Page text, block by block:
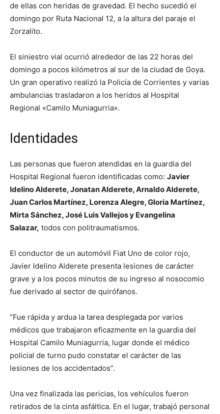
de ellas con heridas de gravedad. El hecho sucedió el
domingo por Ruta Nacional 12, a la altura del paraje el
Zorzalito.
El siniestro vial ocurrió alrededor de las 22 horas del
domingo a pocos kilómetros al sur de la ciudad de Goya.
Un gran operativo realizó la Policía de Corrientes y varias
ambulancias trasladaron a los heridos al Hospital
Regional «Camilo Muniagurria».
Identidades
Las personas que fueron atendidas en la guardia del
Hospital Regional fueron identificadas como: Javier
Idelino Alderete, Jonatan Alderete, Arnaldo Alderete,
Juan Carlos Martínez, Lorenza Alegre, Gloria Martínez,
Mirta Sánchez, José Luis Vallejos y Evangelina
Salazar, todos con politraumatismos.
El conductor de un automóvil Fiat Uno de color rojo,
Javier Idelino Alderete presenta lesiones de carácter
grave y a los pocos minutos de su ingreso al nosocomio
fue derivado al sector de quirófanos.
“Fue rápida y ardua la tarea desplegada por varios
médicos que trabajaron eficazmente en la guardia del
Hospital Camilo Muniagurria, lugar donde el médico
policial de turno pudo constatar el carácter de las
lesiones de los accidentados”.
Una vez finalizada las pericias, los vehículos fueron
retirados de la cinta asfáltica. En el lugar, trabajó personal